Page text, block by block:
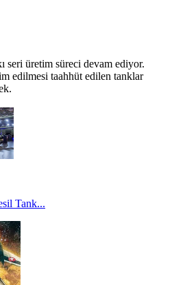
seri üretim süreci devam ediyor.
edilmesi taahhüt edilen tanklar
Tank...